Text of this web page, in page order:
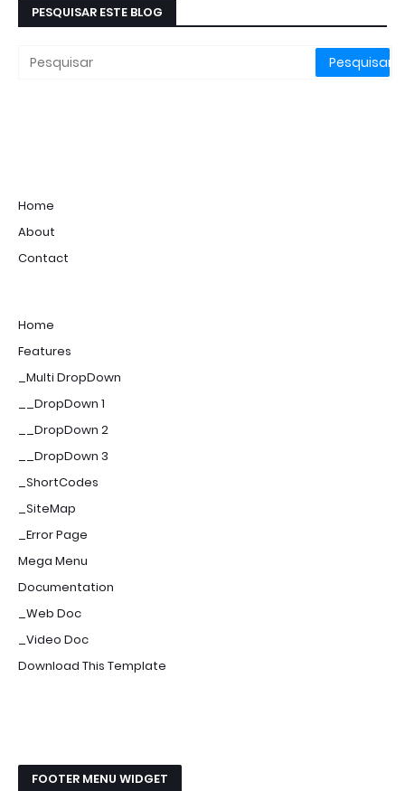
PESQUISAR ESTE BLOG
Home
About
Contact
Home
Features
_Multi DropDown
__DropDown 1
__DropDown 2
__DropDown 3
_ShortCodes
_SiteMap
_Error Page
Mega Menu
Documentation
_Web Doc
_Video Doc
Download This Template
FOOTER MENU WIDGET